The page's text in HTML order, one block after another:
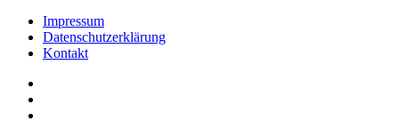
Impressum
Datenschutzerklärung
Kontakt